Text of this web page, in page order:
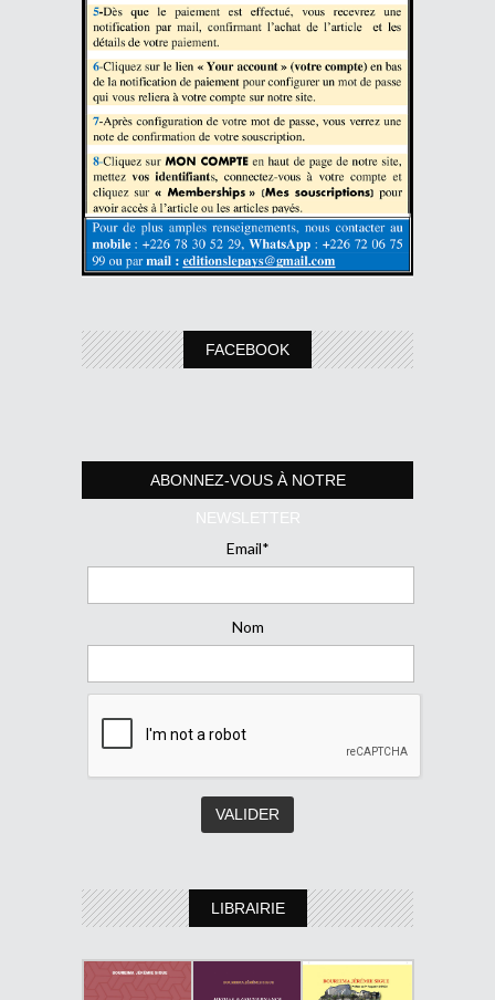
FACEBOOK
ABONNEZ-VOUS À NOTRE
NEWSLETTER
Email*
Nom
LIBRAIRIE